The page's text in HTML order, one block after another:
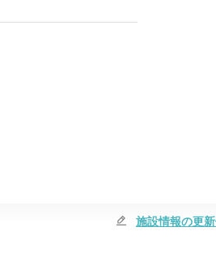
施設情報の更